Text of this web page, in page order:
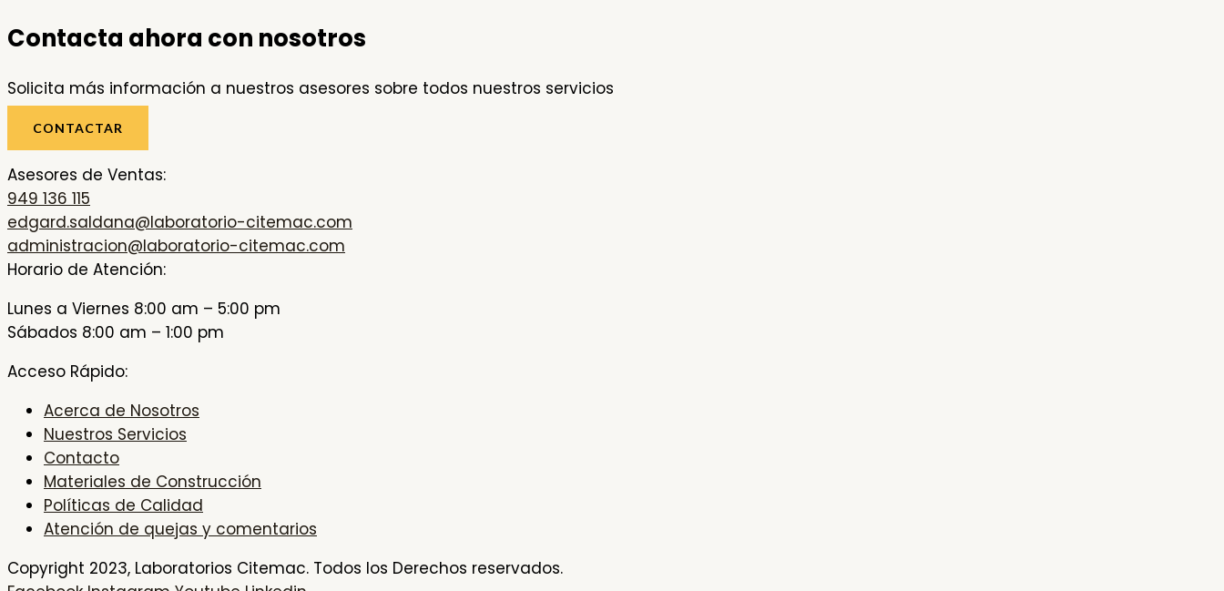
Contacta ahora con nosotros
Solicita más información a nuestros asesores sobre todos nuestros servicios
CONTACTAR
Asesores de Ventas:
949 136 115
edgard.saldana@laboratorio-citemac.com
administracion@laboratorio-citemac.com
Horario de Atención:
Lunes a Viernes 8:00 am – 5:00 pm
Sábados 8:00 am – 1:00 pm
Acceso Rápido:
Acerca de Nosotros
Nuestros Servicios
Contacto
Materiales de Construcción
Políticas de Calidad
Atención de quejas y comentarios
Copyright 2023, Laboratorios Citemac. Todos los Derechos reservados.